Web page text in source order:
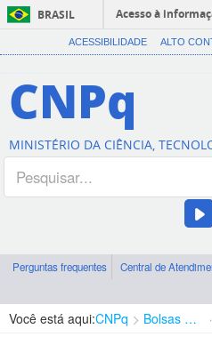
BRASIL
Acesso à
ACESSIBILIDADE ALTO
CNPq
MINISTÉRIO DA CIÊNCIA,
Perguntas frequentes Central de
Você está aqui:CNPq Bolsas e Auxílios Vigentes